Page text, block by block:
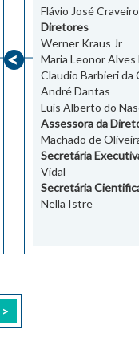
Flávio José
Diretores
Werner Kraus Jr
Maria Leonor Alves
Claudio Barbieri da
André Dantas
Luís Alberto do
Assessora da
Machado de
Secretária
Vidal
Secretária
Nella Istre
>